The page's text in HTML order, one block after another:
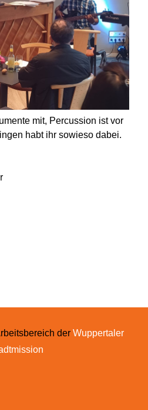
mit, Percussion ist vor
habt ihr sowieso dabei.
der Wuppertaler